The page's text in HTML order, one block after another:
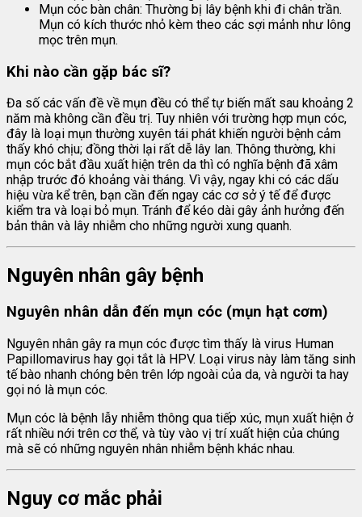
Mụn cóc bàn chân: Thường bị lây bệnh khi đi chân trần.
Mụn có kích thước nhỏ kèm theo các sợi mảnh như lông
mọc trên mụn.
Khi nào cần gặp bác sĩ?
Đa số các vấn đề về mụn đều có thể tự biến mất sau khoảng 2
năm mà không cần đều trị. Tuy nhiên với trường hợp mụn cóc,
đây là loại mụn thường xuyên tái phát khiến người bệnh cảm
thấy khó chịu; đồng thời lại rất dễ lây lan. Thông thường, khi
mụn cóc bắt đầu xuất hiện trên da thì có nghĩa bệnh đã xâm
nhập trước đó khoảng vài tháng. Vì vậy, ngay khi có các dấu
hiệu vừa kể trên, bạn cần đến ngay các cơ sở ý tế để được
kiểm tra và loại bỏ mụn. Tránh để kéo dài gây ảnh hưởng đến
bản thân và lây nhiễm cho những người xung quanh.
Nguyên nhân gây bệnh
Nguyên nhân dẫn đến mụn cóc (mụn hạt cơm)
Nguyên nhân gây ra mụn cóc được tìm thấy là virus Human
Papillomavirus hay gọi tắt là HPV. Loại virus này làm tăng sinh
tế bào nhanh chóng bên trên lớp ngoài của da, và người ta hay
gọi nó là mụn cóc.
Mụn cóc là bệnh lẫy nhiễm thông qua tiếp xúc, mụn xuất hiện ở
rất nhiều nới trên cơ thể, và tùy vào vị trí xuất hiện của chúng
mà sẽ có những nguyên nhân nhiễm bệnh khác nhau.
Nguy cơ mắc phải